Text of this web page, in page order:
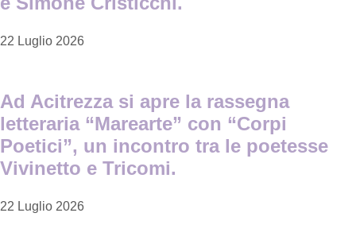
22 Luglio 2026
Ad Acitrezza si apre la rassegna
letteraria “Marearte” con “Corpi
Poetici”, un incontro tra le poetesse
Vivinetto e Tricomi.
22 Luglio 2026